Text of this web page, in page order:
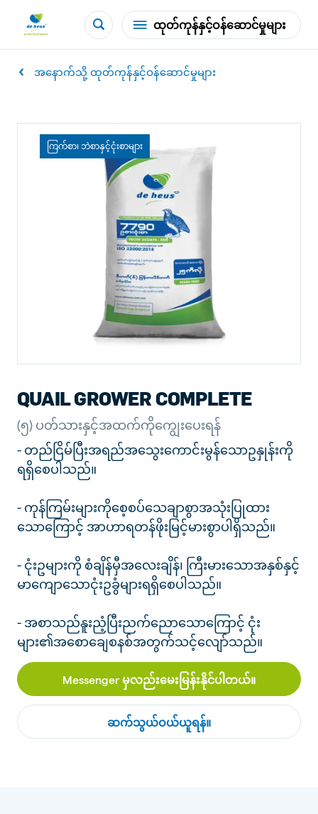
ထုတ်ကုန်နှင့်ဝန်ဆောင်မှုများ
အနောက်သို့ ထုတ်ကုန်နှင့်ဝန်ဆောင်မှုများ
ကြက်စာ၊ ဘဲစာနှင့်ငုံးစာများ
QUAIL GROWER COMPLETE
(၅) ပတ်သားနှင့်အထက်ကိုကျွေးပေးရန်
- တည်ငြိမ်ပြီးအရည်အသွေးကောင်းမွန်သောဥနှုန်းကို
ရရှိစေပါသည်။
- ကုန်ကြမ်းများကိုစေ့စပ်သေချာစွာအသုံးပြုထား
သောကြောင့် အာဟာရတန်ဖိုးမြင့်မားစွာပါရှိသည်။
- ငုံးဥများကို စံချိန်မှီအလေးချိန်၊ ကြီးမားသောအနှစ်နှင့်
မာကျောသောငုံးဥခွံများရရှိစေပါသည်။
- အစာသည်နူးညံ့ပြီးညက်ညောသောကြောင့် ငုံး
များ၏အစောချေစနစ်အတွက်သင့်လျော်သည်။
Messenger မှလည်းမေးမြန်းနိုင်ပါတယ်။
ဆက်သွယ်ဝယ်ယူရန်။